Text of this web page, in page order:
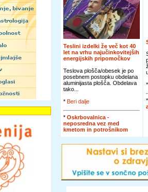
Teslini izdelki že več kot 40
let na vrhu najučinkovitejših
energijskih pripomočkov
Teslova plošča/obesek je po
posebnem postopku obdelana
aluminijasta plošča. Obdelava
tako...
* Beri dalje
* Oskrbovalnica -
neposredna vez med
kmetom in potrošnikom